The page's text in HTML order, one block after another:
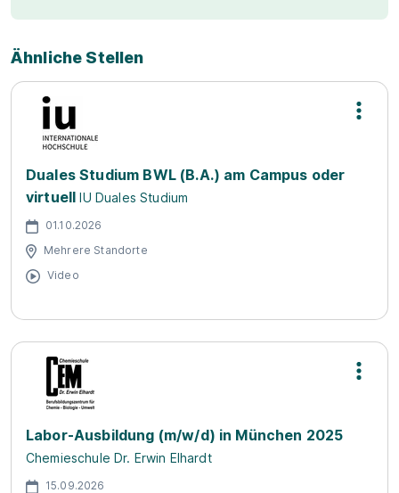
Ähnliche Stellen
Duales Studium BWL (B.A.) am Campus oder
virtuell IU Duales Studium
01.10.2026
Mehrere Standorte
Video
Labor-Ausbildung (m/w/d) in München 2025
Chemieschule Dr. Erwin Elhardt
15.09.2026